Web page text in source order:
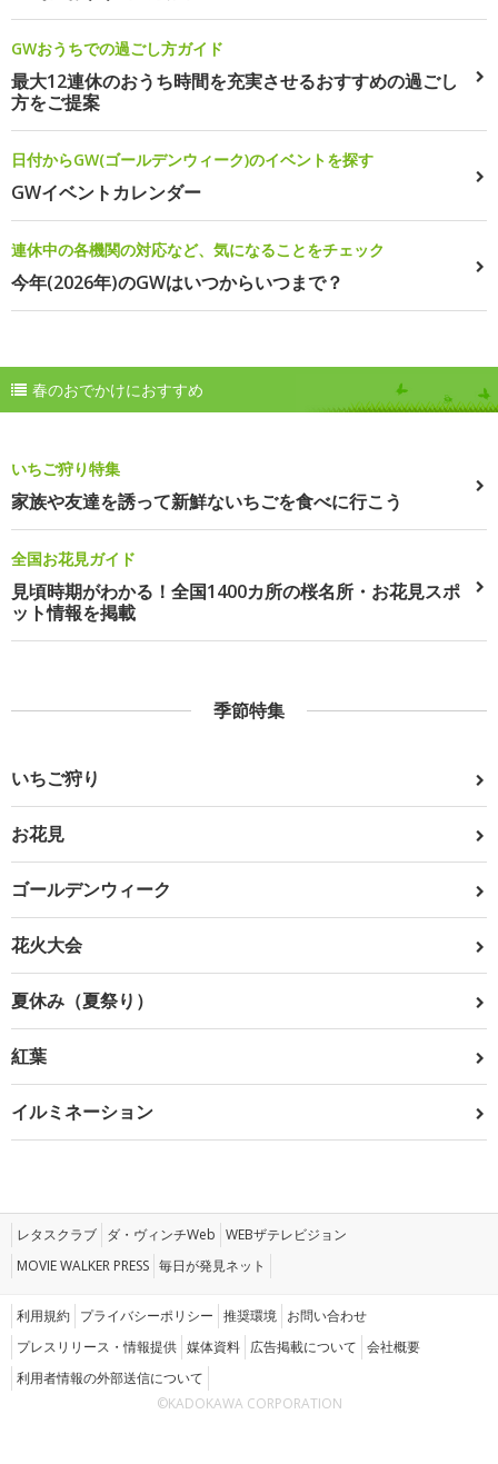
GWおうちでの過ごし方ガイド
最大12連休のおうち時間を充実させるおすすめの過ごし
方をご提案
日付からGW(ゴールデンウィーク)のイベントを探す
GWイベントカレンダー
連休中の各機関の対応など、気になることをチェック
今年(2026年)のGWはいつからいつまで？
春のおでかけにおすすめ
いちご狩り特集
家族や友達を誘って新鮮ないちごを食べに行こう
全国お花見ガイド
見頃時期がわかる！全国1400カ所の桜名所・お花見スポ
ット情報を掲載
季節特集
いちご狩り
お花見
ゴールデンウィーク
花火大会
夏休み（夏祭り）
紅葉
イルミネーション
レタスクラブ ダ・ヴィンチWeb WEBザテレビジョン
MOVIE WALKER PRESS 毎日が発見ネット
利用規約 プライバシーポリシー 推奨環境 お問い合わせ
プレスリリース・情報提供 媒体資料 広告掲載について 会社概要
利用者情報の外部送信について
©KADOKAWA CORPORATION